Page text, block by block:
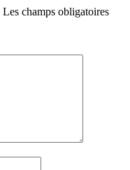
Les champs obligatoires